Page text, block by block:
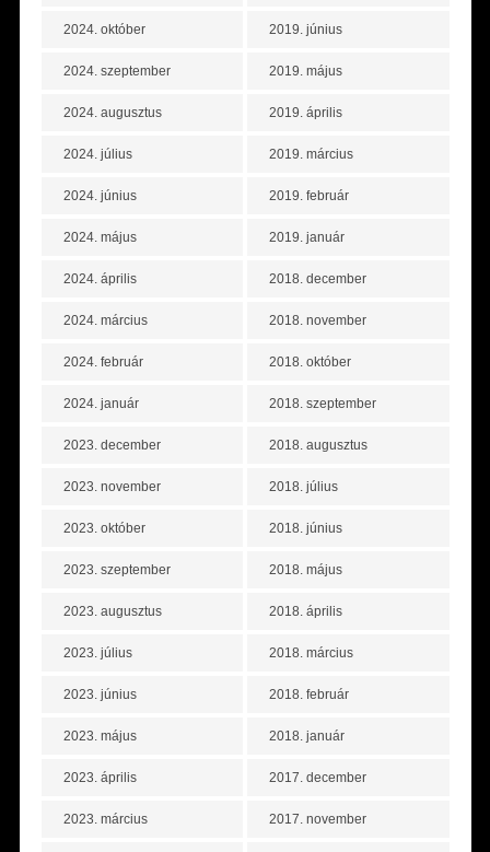
2024. október
2024. szeptember
2024. augusztus
2024. július
2024. június
2024. május
2024. április
2024. március
2024. február
2024. január
2023. december
2023. november
2023. október
2023. szeptember
2023. augusztus
2023. július
2023. június
2023. május
2023. április
2023. március
2019. június
2019. május
2019. április
2019. március
2019. február
2019. január
2018. december
2018. november
2018. október
2018. szeptember
2018. augusztus
2018. július
2018. június
2018. május
2018. április
2018. március
2018. február
2018. január
2017. december
2017. november